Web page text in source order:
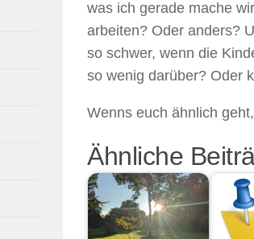
was ich gerade mache
arbeiten? Oder anders?
so schwer, wenn die
so wenig darüber? Oder
Wenns euch ähnlich
Ähnliche